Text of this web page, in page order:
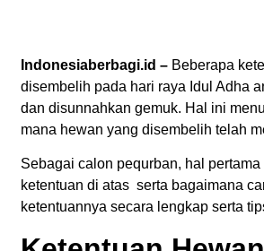
Indonesiaberbagi.id – Beberapa
disembelih pada hari raya Idul Adha
dan disunnahkan gemuk. Hal ini
mana hewan yang disembelih telah
Sebagai calon pequrban, hal
ketentuan di atas serta bagaimana
ketentuannya secara lengkap serta